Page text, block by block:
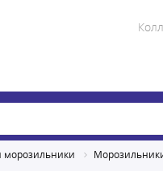
морозильники